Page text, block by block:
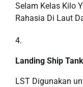
Selam Kelas Kilo
Rahasia Di Laut
Landing Ship
LST Digunakan